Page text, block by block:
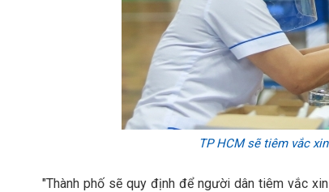
TP HCM sẽ tiêm vắc
"Thành phố sẽ quy định để người dân tiêm vắc